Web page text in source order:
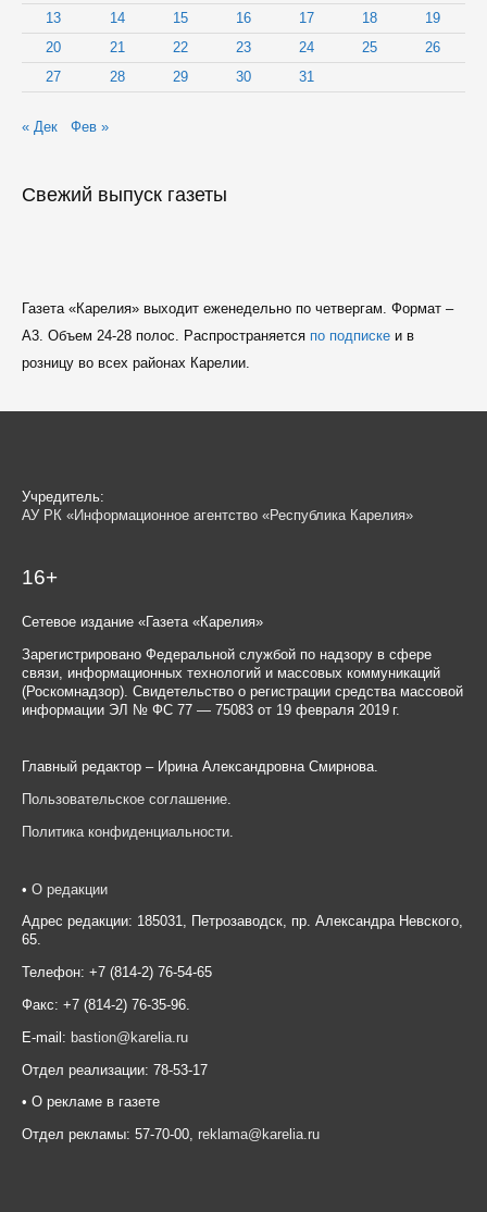
13
14 15 16 17 18
19
20
21 22 23 24 25
26
27
28 29 30 31
« Дек Фев »
Свежий выпуск газеты
Газета «Карелия» выходит еженедельно по четвергам. Формат –
A3. Объем 24-28 полос. Распространяется по подпискеи в
розницу во всех районах Карелии.
Учредитель:
АУ РК «Информационное агентство «Республика Карелия»
16+
Сетевое издание «Газета «Карелия»
Зарегистрировано Федеральной службой по надзору в сфере
связи, информационных технологий и массовых коммуникаций
(Роскомнадзор). Свидетельство о регистрации средства массовой
информации ЭЛ № ФС 77 — 75083 от 19 февраля 2019 г.
Главный редактор – Ирина Александровна Смирнова.
Пользовательское соглашение.
Политика конфиденциальности
• О редакции
Адрес редакции: 185031, Петрозаводск, пр. Александра Невского,
65.
Телефон: +7 (814-2) 76-54-65
Факс: +7 (814-2) 76-35-96.
E-mail: bastion@karelia.ru
Отдел реализации: 78-53-17
• О рекламе в газете
Отдел рекламы: 57-70-00, reklama@karelia.ru